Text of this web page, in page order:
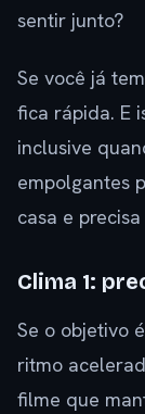
sentir junto?
Se você já
fica rápida. E
inclusive
empolgantes
casa e
Clima 1:
Se o objetivo
ritmo
filme que